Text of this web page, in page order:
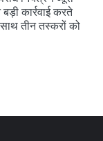
कार्रवाई करते
तीन तस्करों को